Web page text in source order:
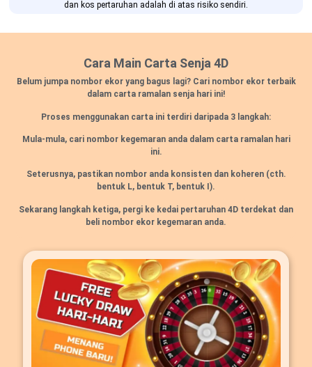
dan kos pertaruhan adalah di atas risiko sendiri.
Cara Main Carta Senja 4D
Belum jumpa nombor ekor yang bagus lagi? Cari nombor ekor terbaik
dalam carta ramalan senja hari ini!
Proses menggunakan carta ini terdiri daripada 3 langkah:
Mula-mula, cari nombor kegemaran anda dalam carta ramalan hari
ini.
Seterusnya, pastikan nombor anda konsisten dan koheren (cth.
bentuk L, bentuk T, bentuk I).
Sekarang langkah ketiga, pergi ke kedai pertaruhan 4D terdekat dan
beli nombor ekor kegemaran anda.